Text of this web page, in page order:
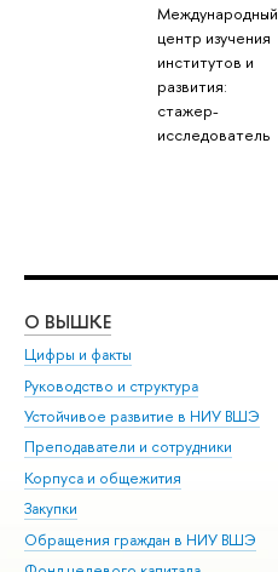
Международный
центр изучения
институтов и
развития:
стажер-
исследователь
О ВЫШКЕ
Цифры и факты
Руководство и структура
Устойчивое развитие в НИУ ВШЭ
Преподаватели и сотрудники
Корпуса и общежития
Закупки
Обращения граждан в НИУ ВШЭ